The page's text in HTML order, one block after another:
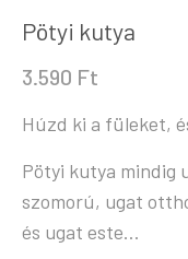
Pötyi kutya
3.590 Ft
Húzd ki a füleket,
Pötyi kutya mindig
szomorú, ugat
és ugat este…